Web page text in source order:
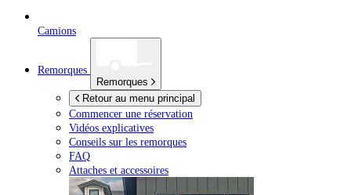
Camions
Remorques
Remorques
Retour au menu principal
Commencer une réservation
Vidéos explicatives
Conseils sur les remorques
FAQ
Attaches et accessoires